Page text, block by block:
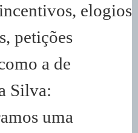
elogios
petições
a de
Silva:
uma